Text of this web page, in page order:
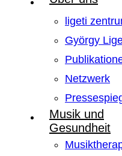
ligeti
György
Netzwerk
Musik und
Gesundheit